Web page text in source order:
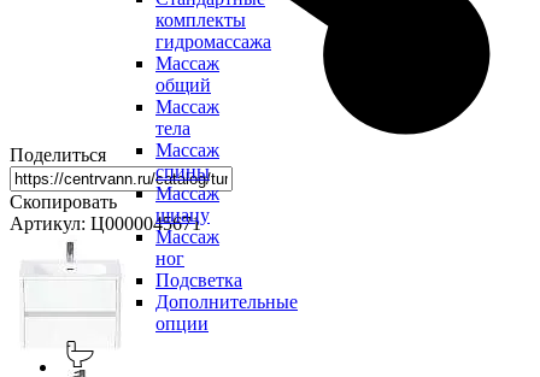
комплекты
гидромассажа
Массаж
общий
Массаж
тела
Массаж
спины
Массаж
шиацу
Массаж
ног
Подсветка
Дополнительные
опции
Поделиться
Скопировать
Артикул: Ц0000045671